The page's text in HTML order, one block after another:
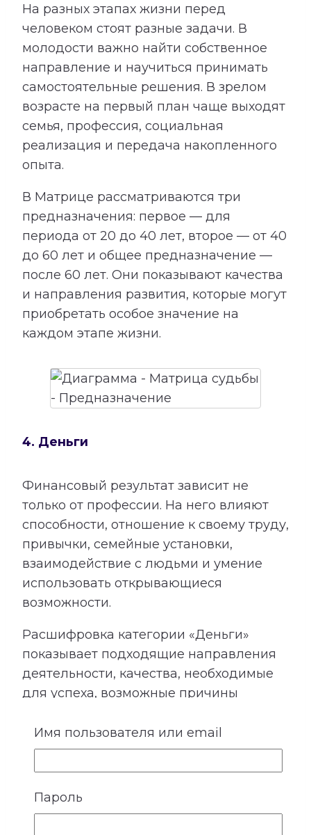
На разных этапах жизни перед
человеком стоят разные задачи. В
молодости важно найти собственное
направление и научиться принимать
самостоятельные решения. В зрелом
возрасте на первый план чаще выходят
семья, профессия, социальная
реализация и передача накопленного
опыта.
В Матрице рассматриваются три
предназначения: первое — для
периода от 20 до 40 лет, второе — от 40
до 60 лет и общее предназначение —
после 60 лет. Они показывают качества
и направления развития, которые могут
приобретать особое значение на
каждом этапе жизни.
4. Деньги
Финансовый результат зависит не
только от профессии. На него влияют
способности, отношение к своему труду,
привычки, семейные установки,
взаимодействие с людьми и умение
использовать открывающиеся
возможности.
Расшифровка категории «Деньги»
показывает подходящие направления
деятельности, качества, необходимые
для успеха, возможные причины
препятствия для заработка и условия
более устойчивого денежного потока.
Сопоставление этой категории с
талантами помогает лучше понять, в
каких направлениях способности могут
Имя пользователя или email
Пароль